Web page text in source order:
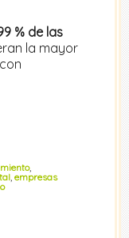
% de las
la mayor
,
, empresas